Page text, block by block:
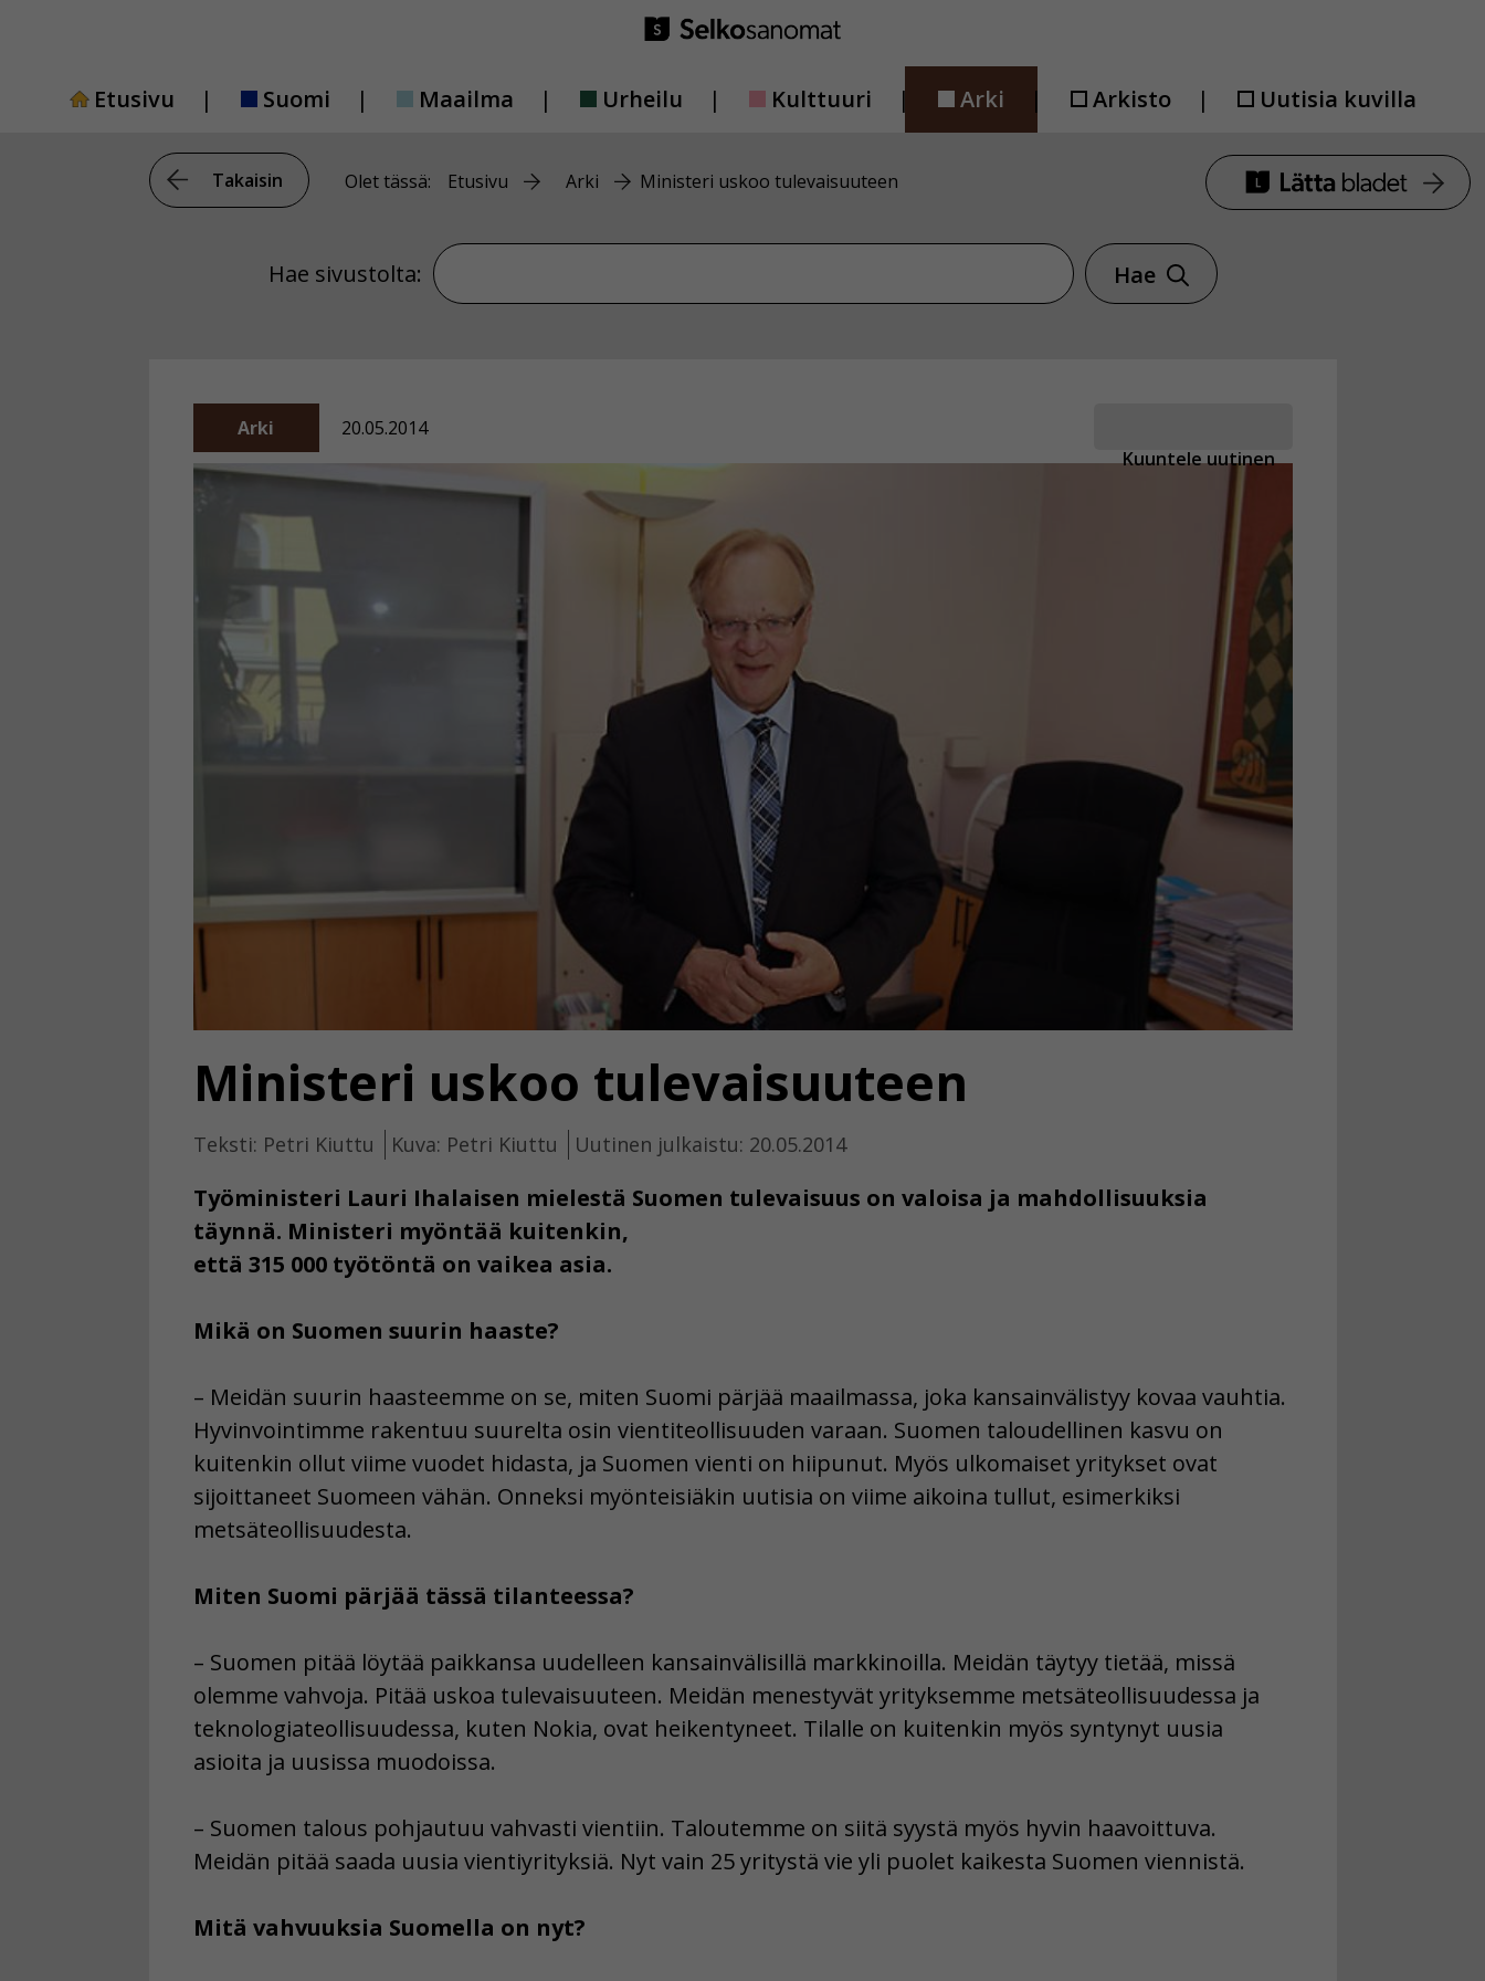
Etusivu
Suomi Maailma Urheilu Kulttuuri Arki Arkisto Uutisia kuvilla
Takaisin Olet tässä: Etusivu Arki Ministeri uskoo tulevaisuuteen
Hae sivustolta: Hae sivustolta
Hae
Kuuntele uutinen
Arki 20.05.2014
Ministeri uskoo tulevaisuuteen
Teksti: Petri Kiuttu Kuva: Petri Kiuttu Uutinen julkaistu: 20.05.2014
Työministeri Lauri Ihalaisen mielestä Suomen tulevaisuus on valoisa ja mahdollisuuksia
täynnä. Ministeri myöntää kuitenkin,
että 315 000 työtöntä on vaikea asia.
Mikä on Suomen suurin haaste?
– Meidän suurin haasteemme on se, miten Suomi pärjää maailmassa, joka kansainvälistyy kovaa vauhtia.
Hyvinvointimme rakentuu suurelta osin vientiteollisuuden varaan. Suomen taloudellinen kasvu on
kuitenkin ollut viime vuodet hidasta, ja Suomen vienti on hiipunut. Myös ulkomaiset yritykset ovat
sijoittaneet Suomeen vähän. Onneksi myönteisiäkin uutisia on viime aikoina tullut, esimerkiksi
metsäteollisuudesta.
Miten Suomi pärjää tässä tilanteessa?
– Suomen pitää löytää paikkansa uudelleen kansainvälisillä markkinoilla. Meidän täytyy tietää, missä
olemme vahvoja. Pitää uskoa tulevaisuuteen. Meidän menestyvät yrityksemme metsäteollisuudessa ja
teknologiateollisuudessa, kuten Nokia, ovat heikentyneet. Tilalle on kuitenkin myös syntynyt uusia
asioita ja uusissa muodoissa.
– Suomen talous pohjautuu vahvasti vientiin. Taloutemme on siitä syystä myös hyvin haavoittuva.
Meidän pitää saada uusia vientiyrityksiä. Nyt vain 25 yritystä vie yli puolet kaikesta Suomen viennistä.
Mitä vahvuuksia Suomella on nyt?